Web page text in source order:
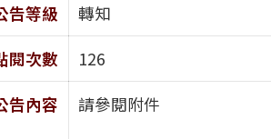
告等級
轉知
閱次數
126
告內容
請參閱附件